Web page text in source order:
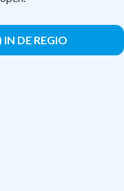
DE REGIO